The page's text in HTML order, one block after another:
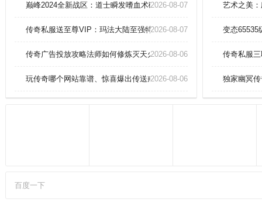
巅峰2024全新战区：道士瞬发嗜血术碾压魔龙教主？
2026-08-07
传奇私服送至尊VIP：玛法大陆至强特权，独享帝王荣耀！
2026-08-07
传奇广告投放攻略法师如何修炼灭天火极致伤害？
2026-08-06
玩传奇哪个网站靠谱、惊喜爆出传送戒指2026-08-06
艺术之美
变态65535
传奇私服
独家幽冥
百度一下